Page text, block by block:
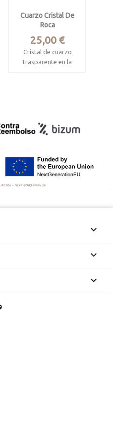
Cuarzo Cristal De
Roca
Precio
25,00 €
Cristal de cuarzo
trasparente en la


